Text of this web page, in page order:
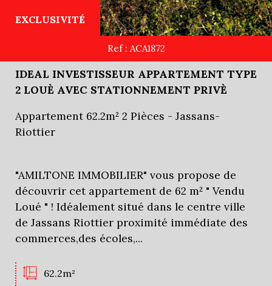
EXCLUSIVITÉ
Ref : ACA1872
IDEAL INVESTISSEUR APPARTEMENT TYPE
2 LOUÈ AVEC STATIONNEMENT PRIVÈ
Appartement 62.2m² 2 Pièces - Jassans-
Riottier
"AMILTONE IMMOBILIER" vous propose de
découvrir cet appartement de 62 m² " Vendu
Loué " ! Idéalement situé dans le centre ville
de Jassans Riottier proximité immédiate des
commerces,des écoles,...
62.2m²